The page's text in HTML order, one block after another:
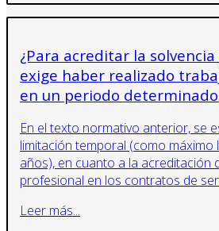
¿Para acreditar la
exige haber realizado
en un periodo
En el texto normativo anterior, se
limitación temporal (como máximo
años), en cuanto a la acreditación
profesional en los contratos de
Leer más...